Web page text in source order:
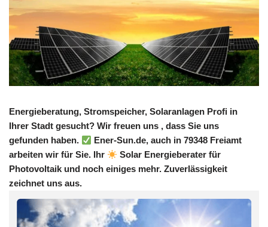
Energieberatung, Stromspeicher, Solaranlagen Profi in
Ihrer Stadt gesucht? Wir freuen uns , dass Sie uns
gefunden haben.
Ener-Sun.de, auch in 79348 Freiamt
arbeiten wir für Sie. Ihr
Solar Energieberater für
Photovoltaik und noch einiges mehr. Zuverlässigkeit
zeichnet uns aus.